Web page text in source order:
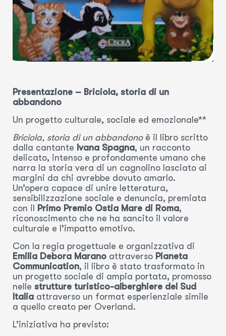
Presentazione – Briciola, storia di un
abbandono
Un progetto culturale, sociale ed emozionale**
Briciola, storia di un abbandonoè il libro scritto
dalla cantante Ivana Spagna, un racconto
delicato, intenso e profondamente umano che
narra la storia vera di un cagnolino lasciato ai
margini da chi avrebbe dovuto amarlo.
Un’opera capace di unire letteratura,
sensibilizzazione sociale e denuncia, premiata
con il Primo Premio Ostia Mare di Roma,
riconoscimento che ne ha sancito il valore
culturale e l’impatto emotivo.
Con la regia progettuale e organizzativa di
Emilia Debora Marano attraverso Pianeta
Communication, il libro è stato trasformato in
un progetto sociale di ampia portata, promosso
nelle strutture turistico-alberghiere del Sud
Italia attraverso un format esperienziale simile
a quello creato per Overland.
L’iniziativa ha previsto: